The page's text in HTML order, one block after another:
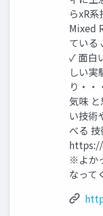
らxR
Mixed
ている
✓ 面白
しい実
り・
気味
い技術
べる
※よか
なって